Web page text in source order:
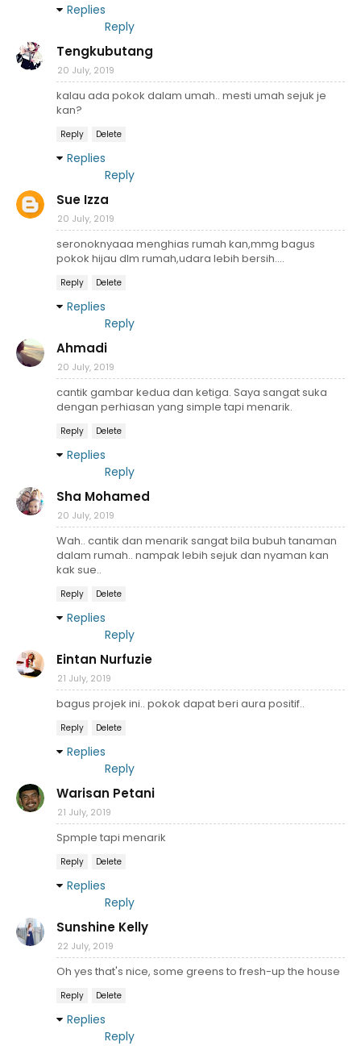
Replies
Reply
Tengkubutang
20 July, 2019
kalau ada pokok dalam umah.. mesti umah sejuk je
kan?
Reply Delete
Replies
Reply
Sue Izza
20 July, 2019
seronoknyaaa menghias rumah kan,mmg bagus
pokok hijau dlm rumah,udara lebih bersih....
Reply Delete
Replies
Reply
Ahmadi
20 July, 2019
cantik gambar kedua dan ketiga. Saya sangat suka
dengan perhiasan yang simple tapi menarik.
Reply Delete
Replies
Reply
Sha Mohamed
20 July, 2019
Wah.. cantik dan menarik sangat bila bubuh tanaman
dalam rumah.. nampak lebih sejuk dan nyaman kan
kak sue..
Reply Delete
Replies
Reply
Eintan Nurfuzie
21 July, 2019
bagus projek ini.. pokok dapat beri aura positif..
Reply Delete
Replies
Reply
Warisan Petani
21 July, 2019
Spmple tapi menarik
Reply Delete
Replies
Reply
Sunshine Kelly
22 July, 2019
Oh yes that's nice, some greens to fresh-up the house
Reply Delete
Replies
Reply